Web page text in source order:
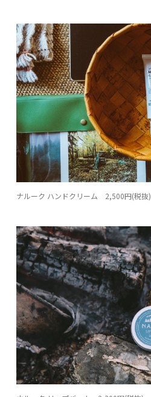
ナルーク ハンドクリーム 2,500円(税抜)